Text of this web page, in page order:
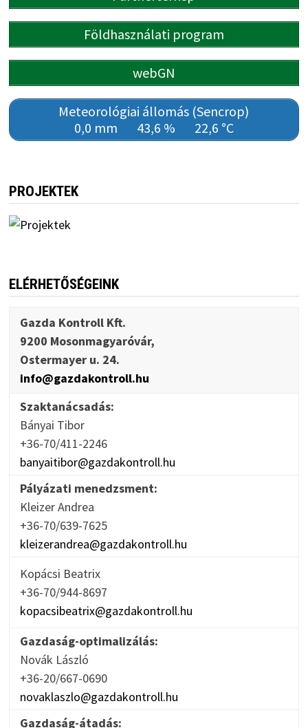
Földhasználati program
webGN
Meteorológiai állomás (Sencrop)
0,0 mm
43,6 % 22,6 °C
PROJEKTEK
ELÉRHETŐSÉGEINK
Gazda Kontroll Kft.
9200 Mosonmagyaróvár,
Ostermayer u. 24.
info@gazdakontroll.hu
Szaktanácsadás:
Bányai Tibor
+36-70/411-2246
banyaitibor@gazdakontroll.hu
Pályázati menedzsment:
Kleizer Andrea
+36-70/639-7625
kleizerandrea@gazdakontroll.hu
Kopácsi Beatrix
+36-70/944-8697
kopacsibeatrix@gazdakontroll.hu
Gazdaság-optimalizálás:
Novák László
+36-20/667-0690
novaklaszlo@gazdakontroll.hu
Gazdaság-átadás: